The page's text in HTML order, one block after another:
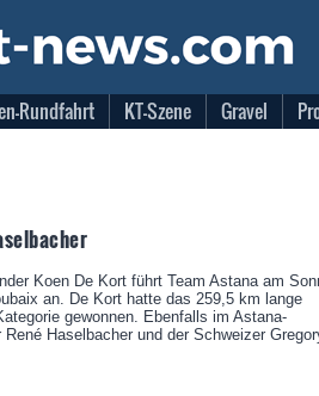
Rundfahrt KT-Szene Gravel
Koen De Kort führt Team Astana am
an. De Kort hatte das 259,5 km lange
gewonnen. Ebenfalls im Astana-
Haselbacher und der Schweizer